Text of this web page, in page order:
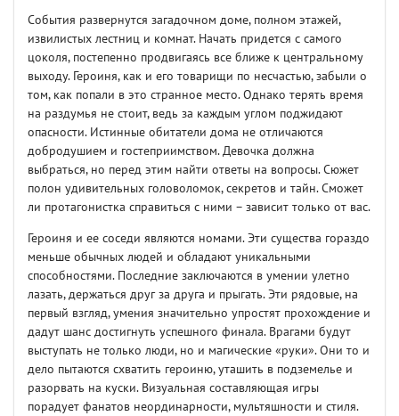
События развернутся загадочном доме, полном этажей,
извилистых лестниц и комнат. Начать придется с самого
цоколя, постепенно продвигаясь все ближе к центральному
выходу. Героиня, как и его товарищи по несчастью, забыли о
том, как попали в это странное место. Однако терять время
на раздумья не стоит, ведь за каждым углом поджидают
опасности. Истинные обитатели дома не отличаются
добродушием и гостеприимством. Девочка должна
выбраться, но перед этим найти ответы на вопросы. Сюжет
полон удивительных головоломок, секретов и тайн. Сможет
ли протагонистка справиться с ними – зависит только от вас.
Героиня и ее соседи являются номами. Эти существа гораздо
меньше обычных людей и обладают уникальными
способностями. Последние заключаются в умении улетно
лазать, держаться друг за друга и прыгать. Эти рядовые, на
первый взгляд, умения значительно упростят прохождение и
дадут шанс достигнуть успешного финала. Врагами будут
выступать не только люди, но и магические «руки». Они то и
дело пытаются схватить героиню, уташить в подземелье и
разорвать на куски. Визуальная составляющая игры
порадует фанатов неординарности, мультяшности и стиля.